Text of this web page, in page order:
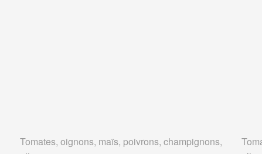
Tomates, oignons, maïs, poivrons, champignons,